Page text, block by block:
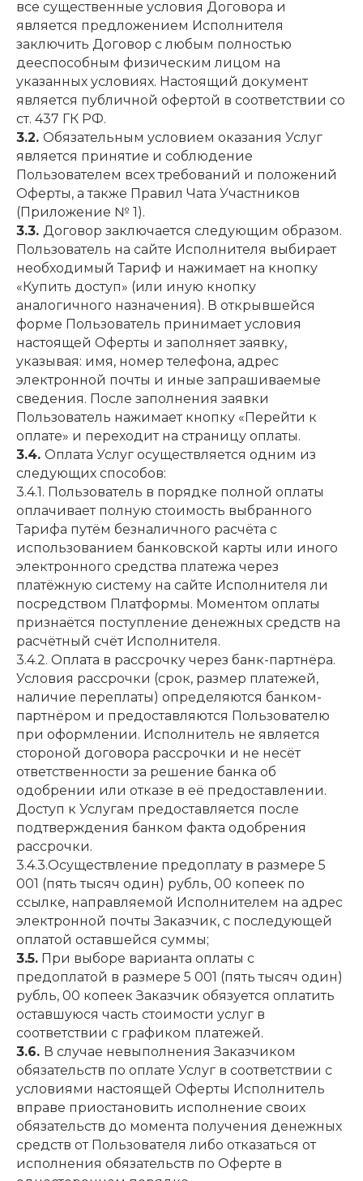
все существенные условия Договора и
является предложением Исполнителя
заключить Договор с любым полностью
дееспособным физическим лицом на
указанных условиях. Настоящий документ
является публичной офертой в соответствии со
ст. 437 ГК РФ.
3.2. Обязательным условием оказания Услуг
является принятие и соблюдение
Пользователем всех требований и положений
Оферты, а также Правил Чата Участников
(Приложение № 1).
3.3. Договор заключается следующим образом.
Пользователь на сайте Исполнителя выбирает
необходимый Тариф и нажимает на кнопку
«Купить доступ» (или иную кнопку
аналогичного назначения). В открывшейся
форме Пользователь принимает условия
настоящей Оферты и заполняет заявку,
указывая: имя, номер телефона, адрес
электронной почты и иные запрашиваемые
сведения. После заполнения заявки
Пользователь нажимает кнопку «Перейти к
оплате» и переходит на страницу оплаты.
3.4. Оплата Услуг осуществляется одним из
следующих способов:
3.4.1. Пользователь в порядке полной оплаты
оплачивает полную стоимость выбранного
Тарифа путём безналичного расчёта с
использованием банковской карты или иного
электронного средства платежа через
платёжную систему на сайте Исполнителя ли
посредством Платформы. Моментом оплаты
признаётся поступление денежных средств на
расчётный счёт Исполнителя.
3.4.2. Оплата в рассрочку через банк-партнёра.
Условия рассрочки (срок, размер платежей,
наличие переплаты) определяются банком-
партнёром и предоставляются Пользователю
при оформлении. Исполнитель не является
стороной договора рассрочки и не несёт
ответственности за решение банка об
одобрении или отказе в её предоставлении.
Доступ к Услугам предоставляется после
подтверждения банком факта одобрения
рассрочки.
3.4.3.Осуществление предоплату в размере 5
001 (пять тысяч один) рубль, 00 копеек по
ссылке, направляемой Исполнителем на адрес
электронной почты Заказчик, с последующей
оплатой оставшейся суммы;
3.5. При выборе варианта оплаты с
предоплатой в размере 5 001 (пять тысяч один)
рубль, 00 копеек Заказчик обязуется оплатить
оставшуюся часть стоимости услуг в
соответствии с графиком платежей.
3.6. В случае невыполнения Заказчиком
обязательств по оплате Услуг в соответствии с
условиями настоящей Оферты Исполнитель
вправе приостановить исполнение своих
обязательств до момента получения денежных
средств от Пользователя либо отказаться от
исполнения обязательств по Оферте в